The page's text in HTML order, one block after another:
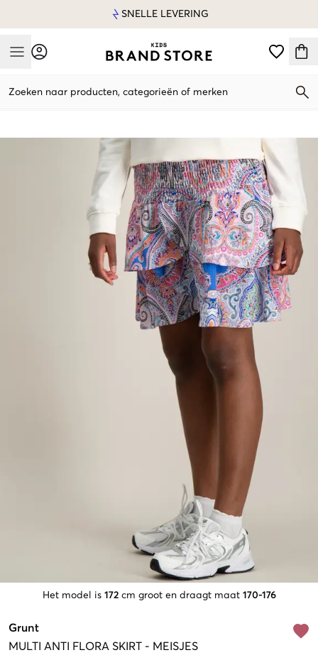
SNELLE LEVERING
Mobile Menu
Zoeken naar producten, categorieën of merken
Het model is 172 cm groot en draagt maat 170-176
Grunt
MULTI ANTI FLORA SKIRT - MEISJES